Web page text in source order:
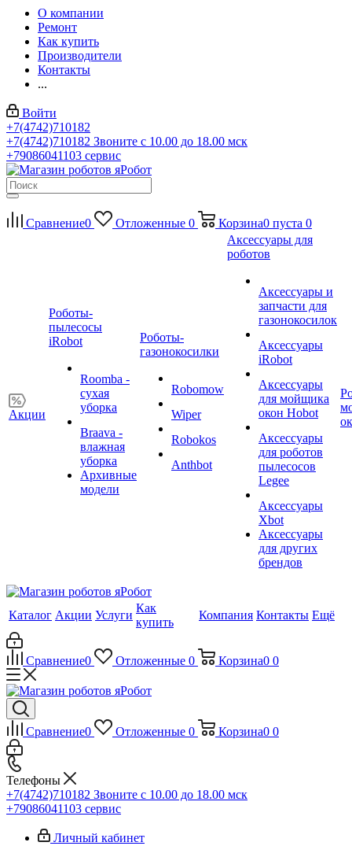
О компании
Ремонт
Как купить
Производители
Контакты
...
Войти
+7(4742)710182
+7(4742)710182 Звоните с 10.00 до 18.00 мск
+79086041103 сервис
Сравнение0 Отложенные 0 Корзина0 пуста 0
Акции
Роботы-
пылесосы
iRobot
Roomba -
сухая
уборка
Braava -
влажная
уборка
Архивные
модели
Роботы-
газонокосилки
Robomow
Wiper
Robokos
Anthbot
Аксессуары для
роботов
Аксессуары и
запчасти для
газонокосилок
Аксессуары
iRobot
Аксессуары
для мойщика
окон Hobot
Аксессуары
для роботов
пылесосов
Legee
Аксессуары
Xbot
Аксессуары
для других
брендов
Каталог Акции Услуги
Как
купить
Компания Контакты Ещё
Сравнение0 Отложенные 0 Корзина0 0
Сравнение0 Отложенные 0 Корзина0 0
Телефоны
+7(4742)710182 Звоните с 10.00 до 18.00 мск
+79086041103 сервис
Личный кабинет